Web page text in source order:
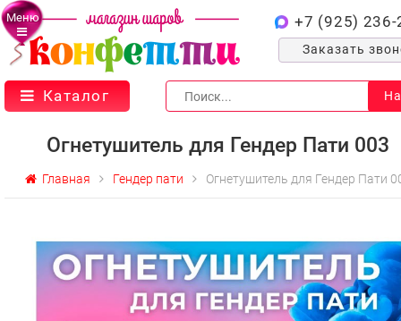
Меню +7 (925) 236-
Заказать
Каталог
Огнетушитель для Гендер Пати 003
Главная Гендер пати Огнетушитель для Гендер Пати